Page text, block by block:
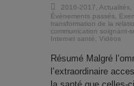
2016-2017, Actualités,
Évènements passés,
transformation de la
communication soignant-
Internet santé, Vidéos
Résumé Malgré
l’extraordinaire